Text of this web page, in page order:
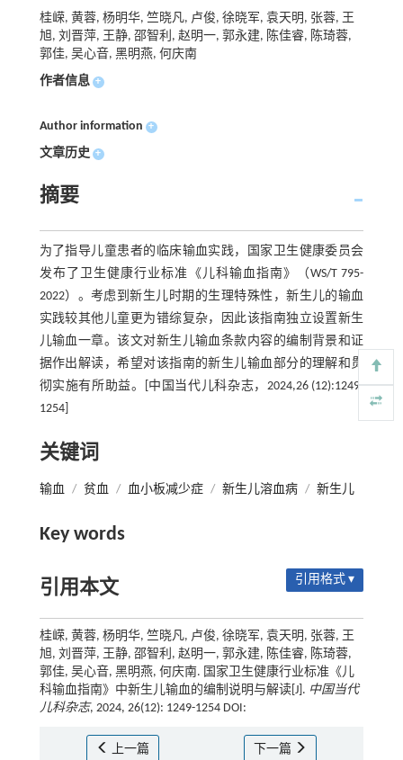
桂嵘, 黄蓉, 杨明华, 竺晓凡, 卢俊, 徐晓军, 袁天明, 张蓉, 王
旭, 刘晋萍, 王静, 邵智利, 赵明一, 郭永建, 陈佳睿, 陈琦蓉,
郭佳, 吴心音, 黑明燕, 何庆南
作者信息 +
Author information +
文章历史 +
摘要
为了指导儿童患者的临床输血实践，国家卫生健康委员会
发布了卫生健康行业标准《儿科输血指南》（WS/T 795-
2022）。考虑到新生儿时期的生理特殊性，新生儿的输血
实践较其他儿童更为错综复杂，因此该指南独立设置新生
儿输血一章。该文对新生儿输血条款内容的编制背景和证
据作出解读，希望对该指南的新生儿输血部分的理解和贯
彻实施有所助益。[中国当代儿科杂志，2024,26 (12):1249-
1254]
关键词
输血 / 贫血 / 血小板减少症 / 新生儿溶血病 / 新生儿
Key words
引用本文 引用格式 ▾
桂嵘, 黄蓉, 杨明华, 竺晓凡, 卢俊, 徐晓军, 袁天明, 张蓉, 王
旭, 刘晋萍, 王静, 邵智利, 赵明一, 郭永建, 陈佳睿, 陈琦蓉,
郭佳, 吴心音, 黑明燕, 何庆南. 国家卫生健康行业标准《儿
科输血指南》中新生儿输血的编制说明与解读[J]. 中国当代
儿科杂志, 2024, 26(12): 1249-1254 DOI:
上一篇 下一篇